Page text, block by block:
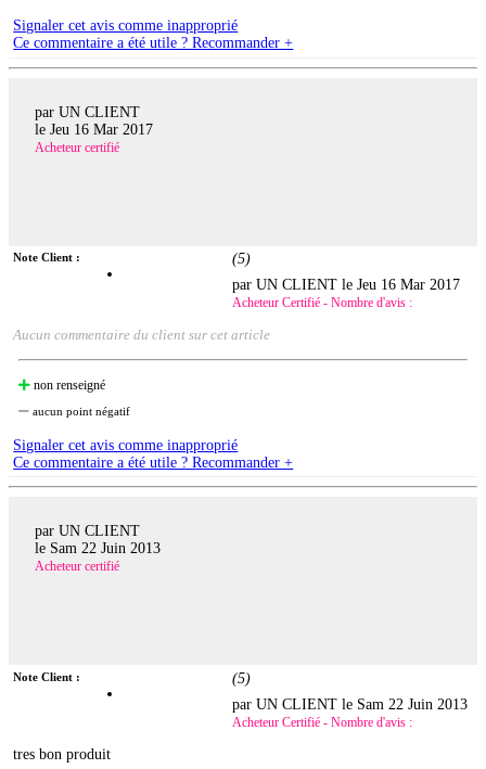
Signaler cet avis comme inapproprié
Ce commentaire a été utile ? Recommander +
par UN CLIENT
le Jeu 16 Mar 2017
Acheteur certifié
Note Client : (5)
par UN CLIENT leJeu 16 Mar 2017
Acheteur Certifié - Nombre d'avis :
Aucun commentaire du client sur cet article
non renseigné
aucun point négatif
Signaler cet avis comme inapproprié
Ce commentaire a été utile ? Recommander +
par UN CLIENT
le Sam 22 Juin 2013
Acheteur certifié
Note Client : (5)
par UN CLIENT le Sam 22 Juin 2013
Acheteur Certifié - Nombre d'avis :
tres bon produit